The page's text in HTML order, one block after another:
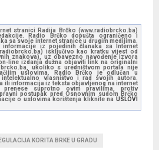
stranici Radija Brčko (www.radiobrcko.ba)
Radio Brčko dopušta ograničeno i
sa svoje internet stranice u drugim medijima.
iz pojedinih članaka sa Internet
isključivo kao kratku vijest od
znakova), uz obavezno navođenje izvora
line izdanja dužna objaviti link na originalni
ukoliko s uredništvom portala nije
uslovima. Radio Brčko je odlučan u
vlasništvo i rad svojih autora.
ili informacija iz teksta objavljenog na internet
prenese suprotno ovim pravilima, protiv
postupak pred Osnovnim sudom Brčko
o uslovima korištenja kliknite na USLOVI
KORITA BRKE U GRADU